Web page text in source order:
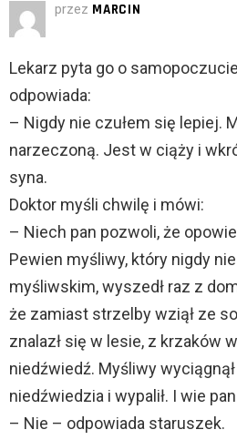
przez MARCIN
Lekarz pyta go o
odpowiada:
– Nigdy nie czułem się lepiej.
narzeczoną. Jest w ciąży i
syna.
Doktor myśli chwilę i mówi:
– Niech pan pozwoli, że
Pewien myśliwy, który nigdy
myśliwskim, wyszedł raz z
że zamiast strzelby wziął ze
znalazł się w lesie, z krzaków
niedźwiedź. Myśliwy
niedźwiedzia i wypalił. I wie
– Nie – odpowiada staruszek.